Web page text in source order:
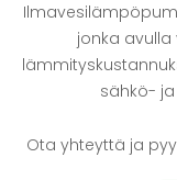
jonka
sähkö-
Ota yhteyttä ja